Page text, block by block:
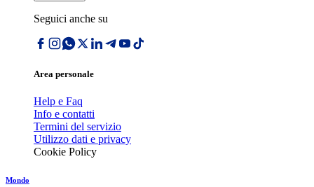
Seguici anche su
Area personale
Help e Faq
Info e contatti
Termini del servizio
Utilizzo dati e privacy
Cookie Policy
Mondo